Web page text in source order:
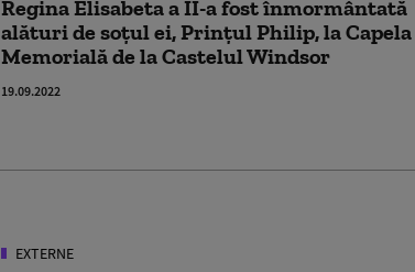
Regina Elisabeta a II-a fost înmormântată
alături de soţul ei, Prinţul Philip, la Capela
Memorială de la Castelul Windsor
19.09.2022
EXTERNE